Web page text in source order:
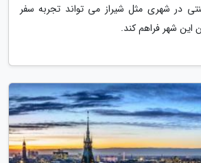
در شهری مثل شیراز می تواند تجربه سفر
این شهر فراهم کند.